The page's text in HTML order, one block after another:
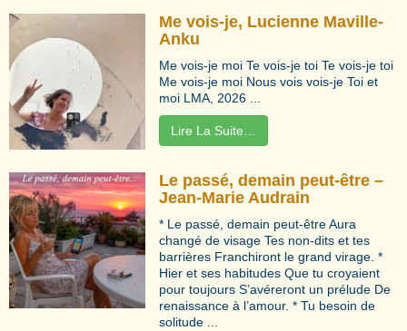
Me vois-je, Lucienne Maville-
Anku
Me vois-je moi Te vois-je toi Te vois-je toi
Me vois-je moi Nous vois vois-je Toi et
moi LMA, 2026 ...
Lire La Suite…
Le passé, demain peut-être –
Jean-Marie Audrain
* Le passé, demain peut-être Aura
changé de visage Tes non-dits et tes
barrières Franchiront le grand virage. *
Hier et ses habitudes Que tu croyaient
pour toujours S’avéreront un prélude De
renaissance à l’amour. * Tu besoin de
solitude ...